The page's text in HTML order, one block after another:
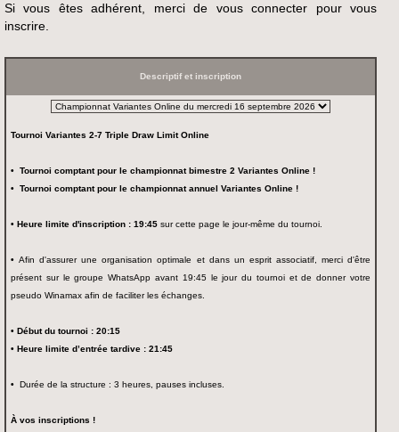
Si vous êtes adhérent, merci de vous connecter pour vous
inscrire.
Descriptif et inscription
Tournoi Variantes 2-7 Triple Draw Limit Online
• Tournoi comptant pour le championnat bimestre 2 Variantes Online !
• Tournoi comptant pour le championnat annuel Variantes Online !
• Heure limite d'inscription : 19:45 sur cette page le jour-même du tournoi.
•Afin d'assurer une organisation optimale et dans un esprit associatif, merci d'être
présent sur le groupe WhatsApp avant 19:45 le jour du tournoi et de donner votre
pseudo Winamax afin de faciliter les échanges.
• Début du tournoi : 20:15
• Heure limite d’entrée tardive : 21:45
• Durée de la structure : 3 heures, pauses incluses.
À vos inscriptions !